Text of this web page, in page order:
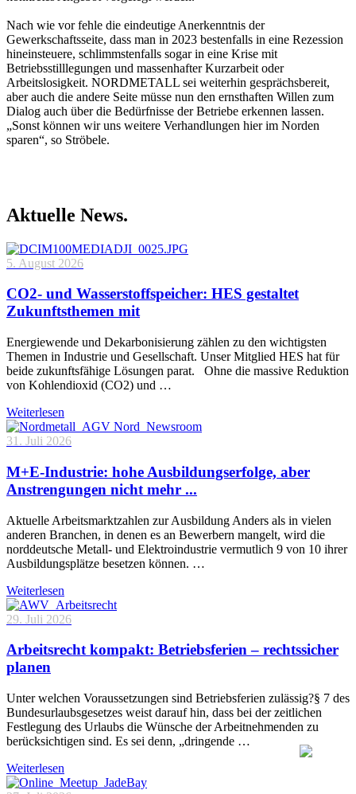
Nach wie vor fehle die eindeutige Anerkenntnis der
Gewerkschaftsseite, dass man in 2023 bestenfalls in eine Rezession
hineinsteuere, schlimmstenfalls sogar in eine Krise mit
Betriebsstilllegungen und massenhafter Kurzarbeit oder
Arbeitslosigkeit. NORDMETALL sei weiterhin gesprächsbereit,
aber auch die andere Seite müsse nun den ernsthaften Willen zum
Dialog auch über die Bedürfnisse der Betriebe erkennen lassen.
„Sonst können wir uns weitere Verhandlungen hier im Norden
sparen“, so Ströbele.
Aktuelle News.
5. August 2026
CO2- und Wasserstoffspeicher: HES gestaltet
Zukunftsthemen mit
Energiewende und Dekarbonisierung zählen zu den wichtigsten
Themen in Industrie und Gesellschaft. Unser Mitglied HES hat für
beide zukunftsfähige Lösungen parat. Ohne die massive Reduktion
von Kohlendioxid (CO2) und …
Weiterlesen
31. Juli 2026
M+E-Industrie: hohe Ausbildungserfolge, aber
Anstrengungen nicht mehr ...
Aktuelle Arbeitsmarktzahlen zur Ausbildung Anders als in vielen
anderen Branchen, in denen es an Bewerbern mangelt, wird die
norddeutsche Metall- und Elektroindustrie vermutlich 9 von 10 ihrer
Ausbildungsplätze besetzen können. …
Weiterlesen
29. Juli 2026
Arbeitsrecht kompakt: Betriebsferien – rechtssicher
planen
Unter welchen Voraussetzungen sind Betriebsferien zulässig?§ 7 des
Bundesurlaubsgesetzes weist darauf hin, dass bei der zeitlichen
Festlegung des Urlaubs die Wünsche der Arbeitnehmenden zu
berücksichtigen sind. Es sei denn, „dringende …
Weiterlesen